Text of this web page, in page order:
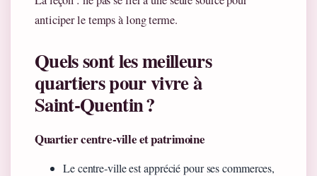
anticiper le temps à long terme.
Quels sont les meilleurs
quartiers pour vivre à
Saint‑Quentin ?
Quartier centre‑ville et patrimoine
Le centre‑ville est apprécié pour ses commerces,